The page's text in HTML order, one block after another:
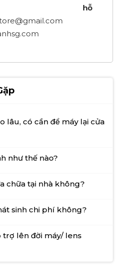
hỗ
lâu, có cần để máy lại cửa
như thế nào?
chữa tại nhà không?
sinh chi phí không?
trợ lên đời máy/ lens